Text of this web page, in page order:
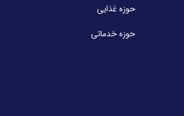
حوزه غذایی
حوزه خدماتی